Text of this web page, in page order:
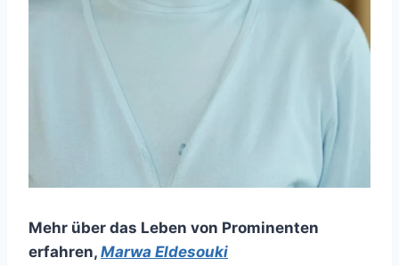
Mehr über das Leben von Prominenten
erfahren, Marwa Eldesouki